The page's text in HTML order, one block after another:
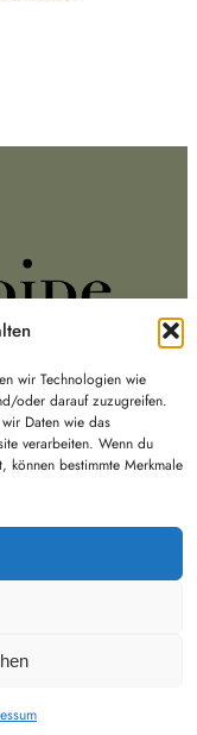
wir Technologien wie
oder darauf zuzugreifen.
Daten wie das
verarbeiten. Wenn du
bestimmte Merkmale
Haldenstr. 37 ·